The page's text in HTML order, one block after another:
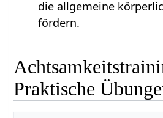
die allgemeine
fördern.
Praktische